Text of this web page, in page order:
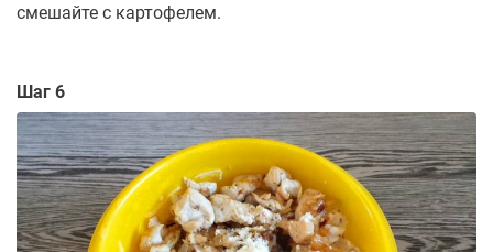
смешайте с картофелем.
Шаг 6